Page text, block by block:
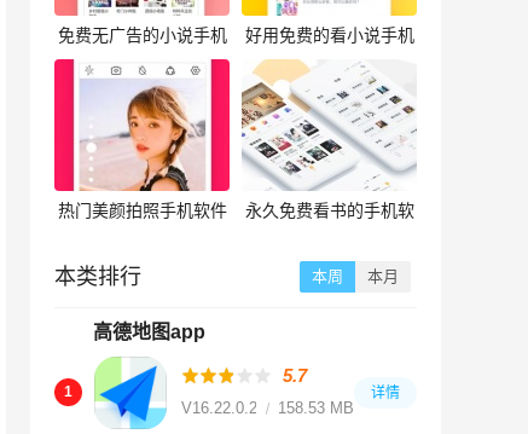
免费无广告的小说手机
好用免费的看小说手机
软件合集
热门美颜拍照手机软件
永久免费看书的手机软
本类排行 本周 本月
高德地图app
1
5.7
V16.22.0.2018158.53 MB
详情